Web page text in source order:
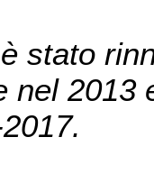
stato
nel 2013